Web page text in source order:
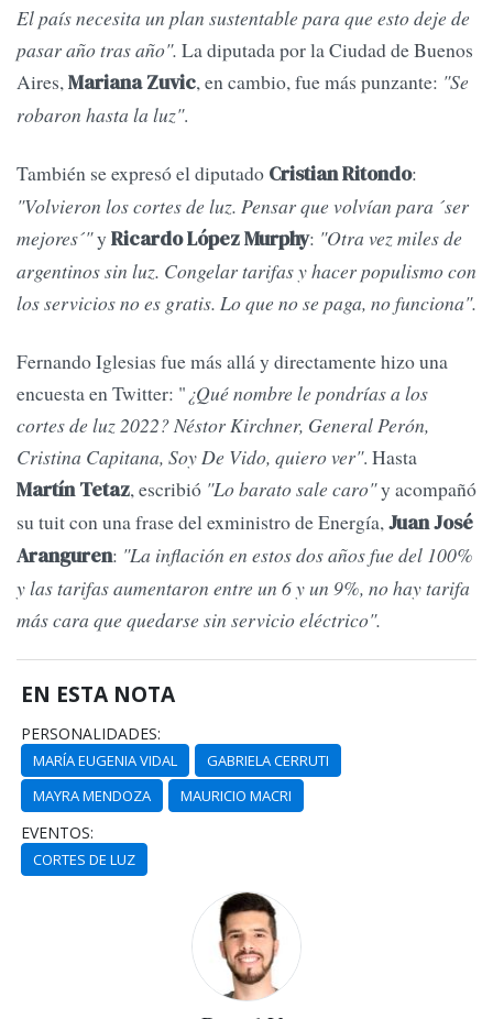
El país necesita un plan sustentable para que esto deje de
pasar año tras año". La diputada por la Ciudad de Buenos
Aires,Mariana Zuvic, en cambio, fue más punzante: "Se
robaron hasta la luz".
También se expresó el diputado Cristian Ritondo:
"Volvieron los cortes de luz. Pensar que volvían para ´ser
mejores´"y Ricardo López Murphy: "Otra vez miles de
argentinos sin luz. Congelar tarifas y hacer populismo con
los servicios no es gratis. Lo que no se paga, no funciona".
Fernando Iglesias fue más allá y directamente hizo una
encuesta en Twitter: "¿Qué nombre le pondrías a los
cortes de luz 2022? Néstor Kirchner, General Perón,
Cristina Capitana, Soy De Vido, quiero ver". Hasta
Martín Tetaz, escribió "Lo barato sale caro"y acompañó
su tuit con una frase del exministro de Energía,Juan José
Aranguren: "La inflación en estos dos años fue del 100%
y las tarifas aumentaron entre un 6 y un 9%, no hay tarifa
más cara que quedarse sin servicio eléctrico".
EN ESTA NOTA
PERSONALIDADES:
MARÍA EUGENIA VIDAL
GABRIELA CERRUTI
MAYRA MENDOZA
MAURICIO MACRI
EVENTOS:
CORTES DE LUZ